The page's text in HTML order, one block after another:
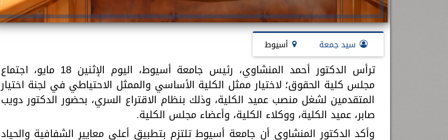
سيد جمعة أسيوط
ترأس الدكتور أحمد المنشاوي، رئيس جامعة أسيوط، اليوم الإثنين 18 مايو، اجتماع
مجلس كلية الحقوق؛ لاختيار ممثل الكلية الأساسي والممثل الاحتياطي في لجنة اختيار
المتقدمين لشغل منصب عميد الكلية، وذلك بنظام الاقتراع السري، بحضور الدكتور دويب
صابر، عميد الكلية، ووكلاء الكلية، وأعضاء مجلس الكلية.
وأكد الدكتور المنشاوي أن جامعة أسيوط تلتزم بتطبيق أعلى معايير الشفافية والحياد